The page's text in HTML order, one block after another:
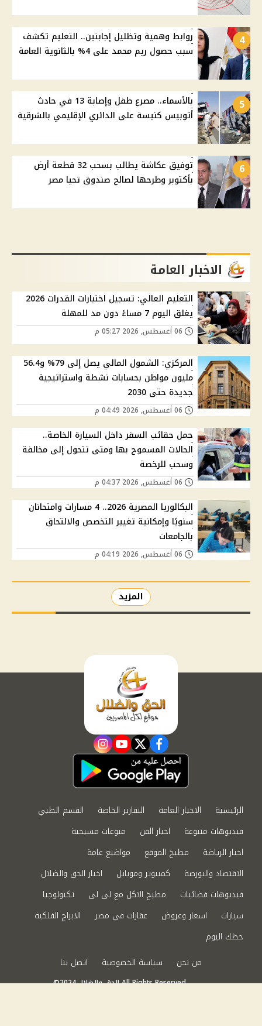
4
روابط وهمية وتظليل إجابتين.. التعليم تكشف
سبب حصول ريم محمد على 4% بالثانوية العامة
5
بالأسماء.. مصرع طفل وإصابة 13 في حادث
أتوبيس كنيسة على الدائري الإقليمي بالشرقية
6
توفيق عكاشة يطالب بسحب 32 قطعة أرض
بأكتوبر وطرحها لصالح صندوق تحيا مصر
الاخبار العامة
التعليم العالي: تسجيل اختبارات القدرات 2026
يغلق اليوم 7 مساءً دون مد للمهلة
المركزي: الشمول المالي يصل إلى 79% و56.4
مليون مواطن بحسابات نشطة واستراتيجية
جديدة حتى 2030
حمل حقائب السفر داخل السيارة الخاصة..
الحالات المسموح بها ومتى تتحول إلى مخالفة
وسحب للرخصة
البكالوريا المصرية 2026.. 4 مسارات وامتحانان
سنويًا وإمكانية تغيير التخصص والالتحاق
بالجامعات
المزيد
facebook
twitter
youtube
instagram
الرئيسية الاخبار العامة التقارير الخاصة
القسم الطبي
فيديوهات متنوعة
اخبار الفن
منوعات مسيحية
اخبار الرياضة
مطبخ الموقع
مواضيع عامة
الاقتصاد والبورصة
كمبيوتر وموبايل
اخبار الحق والضلال
فيديوهات فضائيات
مطبخ الاكل مع لى لى
تكنولوجيا
سيارات
اسعار وعروض عقارات في مصر
الابراج الفلكية
حظك اليوم
من نحن
سياسة الخصوصية اتصل بنا
©2024 الحق والضلال All Rights Reserved.